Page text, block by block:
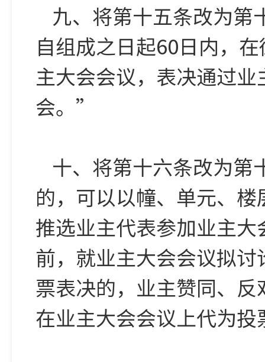
九、将第十五条改为
自组成之日起60日内，
主大会会议，表决通过
会。”
十、将第十六条改为
的，可以以幢、单元、
推选业主代表参加业主
前，就业主大会会议拟
票表决的，业主赞同、
在业主大会会议上代为